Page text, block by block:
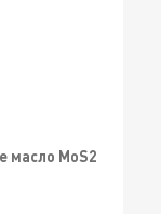
масло MoS2